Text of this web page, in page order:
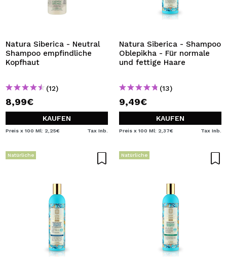
Natura Siberica - Neutral
Shampoo empfindliche
Kopfhaut
(12)
8,99€
KAUFEN
Preis x 100 Ml: 2,25€ Tax Inb.
Natura Siberica - Shampoo
Oblepikha - Für normale
und fettige Haare
(13)
9,49€
KAUFEN
Preis x 100 Ml: 2,37€ Tax Inb.
Natürliche Natürliche